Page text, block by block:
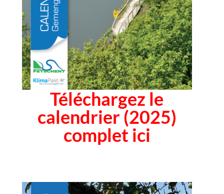
Téléchargez le
calendrier (2025)
complet ici